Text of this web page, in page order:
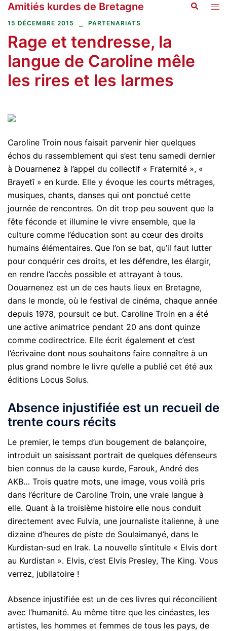
Aller
au
Amitiés kurdes de Bretagne
15 DÉCEMBRE 2015 PARTENARIATS
Rage et tendresse, la
langue de Caroline mêle
les rires et les larmes
Caroline Troin nous faisait parvenir hier quelques
échos du rassemblement qui s’est tenu samedi dernier
à Douarnenez à l’appel du collectif « Fraternité », «
Brayetî » en kurde. Elle y évoque les courts métrages,
musiques, chants, danses qui ont ponctué cette
journée de rencontres. On dit trop peu souvent que la
fête féconde et illumine le vivre ensemble, que la
culture comme l’éducation sont au cœur des droits
humains élémentaires. Que l’on se bat, qu’il faut lutter
pour conquérir ces droits, et les défendre, les élargir,
en rendre l’accès possible et attrayant à tous.
Douarnenez est un de ces hauts lieux en Bretagne,
dans le monde, où le festival de cinéma, chaque année
depuis 1978, poursuit ce but. Caroline Troin en a été
une active animatrice pendant 20 ans dont quinze
comme codirectrice. Elle écrit également et c’est
l’écrivaine dont nous souhaitons faire connaître à un
plus grand nombre le livre qu’elle a publié cet été aux
éditions Locus Solus.
Absence injustifiée est un recueil de
trente cours récits
Le premier, le temps d’un bougement de balançoire,
introduit un saisissant portrait de quelques défenseurs
bien connus de la cause kurde, Farouk, André des
AKB… Trois quatre mots, une image, vous voilà pris
dans l’écriture de Caroline Troin, une vraie langue à
elle. Quant à la troisième histoire elle nous conduit
directement avec Fulvia, une journaliste italienne, à une
dizaine d’heures de piste de Soulaimanyé, dans le
Kurdistan-sud en Irak. La nouvelle s’intitule « Elvis dort
au Kurdistan ». Elvis, c’est Elvis Presley, The King. Vous
verrez, jubilatoire !
Absence injustifiée est un de ces livres qui réconcilient
avec l’humanité. Au même titre que les cinéastes, les
artistes, les hommes et femmes de tous les pays, de